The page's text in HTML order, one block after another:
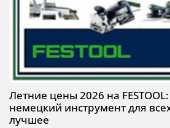
Летние цены 2026 на
немецкий инструмент для
лучшее